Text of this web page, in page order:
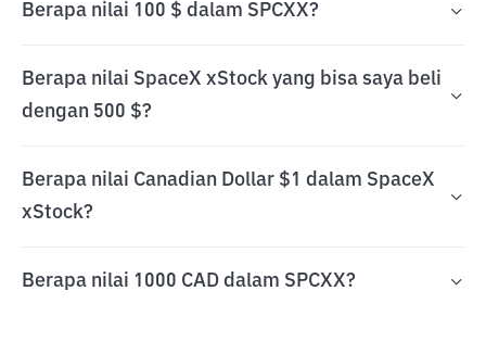
Berapa nilai 100 $ dalam SPCXX?
Berapa nilai SpaceX xStock yang bisa saya beli
dengan 500 $?
Berapa nilai Canadian Dollar $1 dalam SpaceX
xStock?
Berapa nilai 1000 CAD dalam SPCXX?